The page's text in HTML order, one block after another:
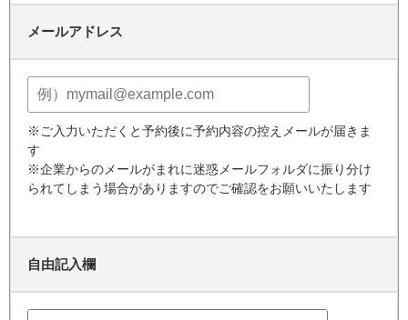
メールアドレス
※ご入力いただくと予約後に予約内容の控えメールが届きま
す
※企業からのメールがまれに迷惑メールフォルダに振り分け
られてしまう場合がありますのでご確認をお願いいたします
自由記入欄